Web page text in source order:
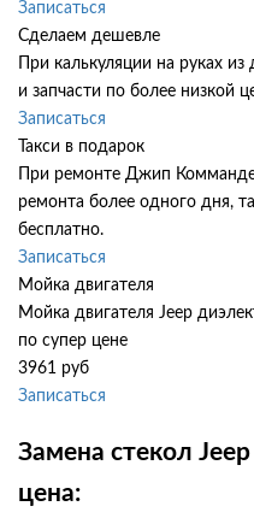
Записаться
Сделаем дешевле
При калькуляции на руках
и запчасти по более низкой
Записаться
Такси в подарок
При ремонте Джип
ремонта более одного дня,
бесплатно.
Записаться
Мойка двигателя
Мойка двигателя Jeep
по супер цене
3961 руб
Записаться
Замена стекол
цена: